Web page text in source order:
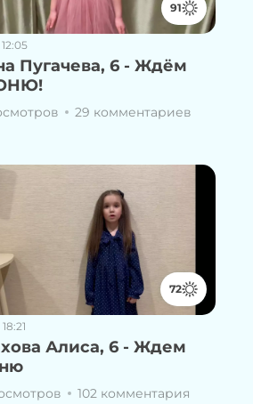
91
Пугачева, 6 - Ждём
29 комментариев
72
Алиса, 6 - Ждем
102 комментария